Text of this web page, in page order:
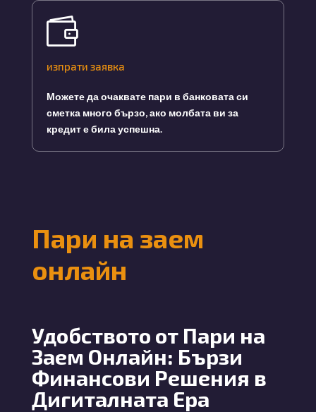

изпрати заявка
Можете да очаквате пари в банковата си
сметка много бързо, ако молбата ви за
кредит е била успешна.
Пари на заем
онлайн
Удобството от Пари на
Заем Онлайн: Бързи
Финансови Решения в
Дигиталната Ера